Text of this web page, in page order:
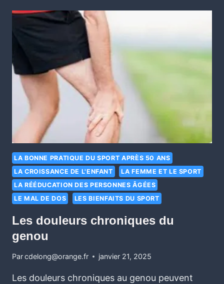
LA BONNE PRATIQUE DU SPORT APRÈS 50 ANS
LA CROISSANCE DE L'ENFANT
LA FEMME ET LE SPORT
LA RÉÉDUCATION DES PERSONNES ÂGÉES
LE MAL DE DOS
LES BIENFAITS DU SPORT
Les douleurs chroniques du
genou
Parcdelong@orange.fr janvier 21, 2025
Les douleurs chroniques au genou peuvent